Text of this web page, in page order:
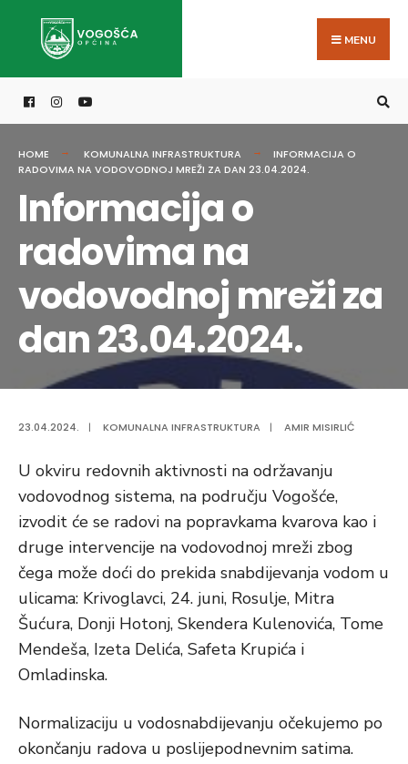
MENU
HOME KOMUNALNA INFRASTRUKTURA
INFORMACIJA O
RADOVIMA NA VODOVODNOJ MREŽI ZA DAN 23.04.2024.
Informacija o
radovima na
vodovodnoj mreži za
dan 23.04.2024.
23.04.2024. | KOMUNALNA INFRASTRUKTURA | AMIR MISIRLIĆ
U okviru redovnih aktivnosti na održavanju
vodovodnog sistema, na području Vogošće,
izvodit će se radovi na popravkama kvarova kao i
druge intervencije na vodovodnoj mreži zbog
čega može doći do prekida snabdijevanja vodom u
ulicama: Krivoglavci, 24. juni, Rosulje, Mitra
Šućura, Donji Hotonj, Skendera Kulenovića, Tome
Mendeša, Izeta Delića, Safeta Krupića i
Omladinska.
Normalizaciju u vodosnabdijevanju očekujemo po
okončanju radova u poslijepodnevnim satima.
for: